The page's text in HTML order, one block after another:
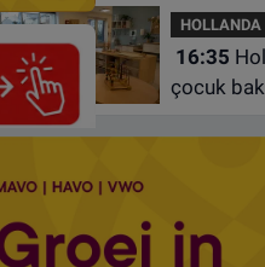
euroya
HOLLANDA
16:35
çocuk
hâlâ ek